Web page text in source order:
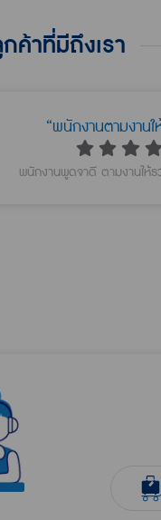
ค้าที่มีถึงเรา
“พนักงานตามงานใ
พนักงานพูดจาดี ตามงานให้ร